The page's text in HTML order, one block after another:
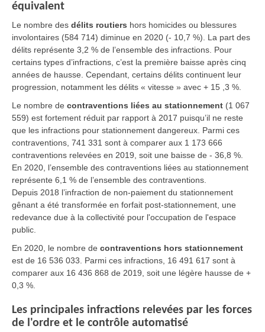
équivalent
Le nombre des délits routiers hors homicides ou blessures
involontaires (584 714) diminue en 2020 (- 10,7 %). La part des
délits représente 3,2 % de l’ensemble des infractions. Pour
certains types d’infractions, c’est la première baisse après cinq
années de hausse. Cependant, certains délits continuent leur
progression, notamment les délits « vitesse » avec + 15 ,3 %.
Le nombre de contraventions liées au stationnement (1 067
559) est fortement réduit par rapport à 2017 puisqu’il ne reste
que les infractions pour stationnement dangereux. Parmi ces
contraventions, 741 331 sont à comparer aux 1 173 666
contraventions relevées en 2019, soit une baisse de - 36,8 %.
En 2020, l’ensemble des contraventions liées au stationnement
représente 6,1 % de l’ensemble des contraventions.
Depuis 2018 l’infraction de non-paiement du stationnement
gênant a été transformée en forfait post-stationnement, une
redevance due à la collectivité pour l'occupation de l'espace
public.
En 2020, le nombre de contraventions hors stationnement
est de 16 536 033 . Parmi ces infractions, 16 491 617 sont à
comparer aux 16 436 868 de 2019, soit une légère hausse de +
0,3 %.
Les principales infractions relevées par les forces
de l'ordre et le contrôle automatisé